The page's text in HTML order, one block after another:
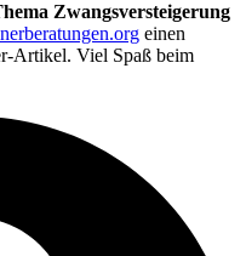
Zwangsversteigerung
einen
Artikel. Viel Spaß beim